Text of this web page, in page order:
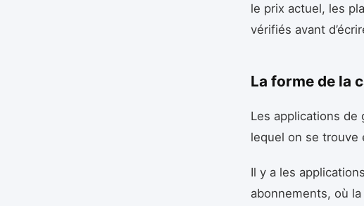
le prix actuel, les
vérifiés avant
La forme de la
Les applications
lequel on se trouve
Il y a les
abonnements, où